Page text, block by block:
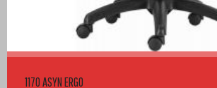
1170 ASYN ERGO